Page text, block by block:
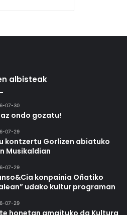
albisteak
07-30
ondo gozatu!
07-29
kontzertu Gorlizen abiatuko
Musikaldian
07-29
konpainia Oñatiko
udako kultur programan
07-29
honetan amaituko da Kultura